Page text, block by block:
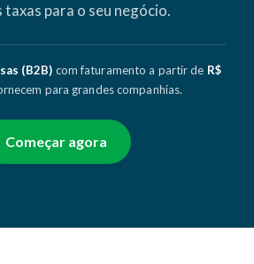
taxas para o seu negócio.
(B2B) com faturamento a partir de R$
para grandes companhias.
Começar agora